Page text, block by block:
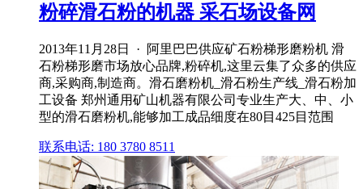
粉碎滑石粉的机器 采石场设备网
2013年11月28日 · 阿里巴巴供应矿石粉梯形磨粉机 滑
石粉梯形磨市场放心品牌,粉碎机,这里云集了众多的供应
商,采购商,制造商。滑石磨粉机_滑石粉生产线_滑石粉加
工设备 郑州通用矿山机器有限公司专业生产大、中、小
型的滑石磨粉机,能够加工成品细度在80目425目范围
联系电话: 180 3780 8511